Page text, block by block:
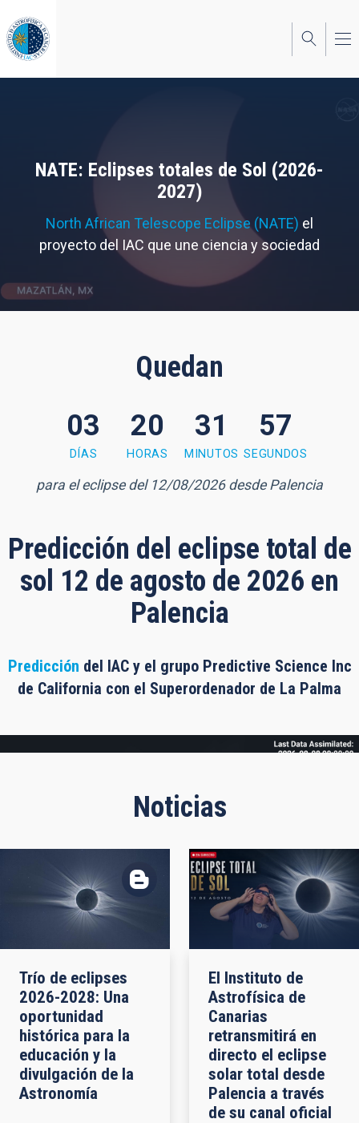
al
contenido
principal
NATE: Eclipses totales de Sol (2026-
2027)
North African Telescope Eclipse (NATE) el
proyecto del IAC que une ciencia y sociedad
Quedan
55 seconds
03
DÍAS
20
HORAS
31
MINUTOS
56
SEGUNDOS
para el eclipse del 12/08/2026 desde Palencia
Predicción del eclipse total de
sol 12 de agosto de 2026 en
Palencia
Predicción del IAC y el grupo Predictive Science Inc
de California con el Superordenador de La Palma
Noticias
Trío de eclipses
2026-2028: Una
oportunidad
histórica para la
educación y la
divulgación de la
Astronomía
El Instituto de
Astrofísica de
Canarias
retransmitirá en
directo el eclipse
solar total desde
Palencia a través
de su canal oficial